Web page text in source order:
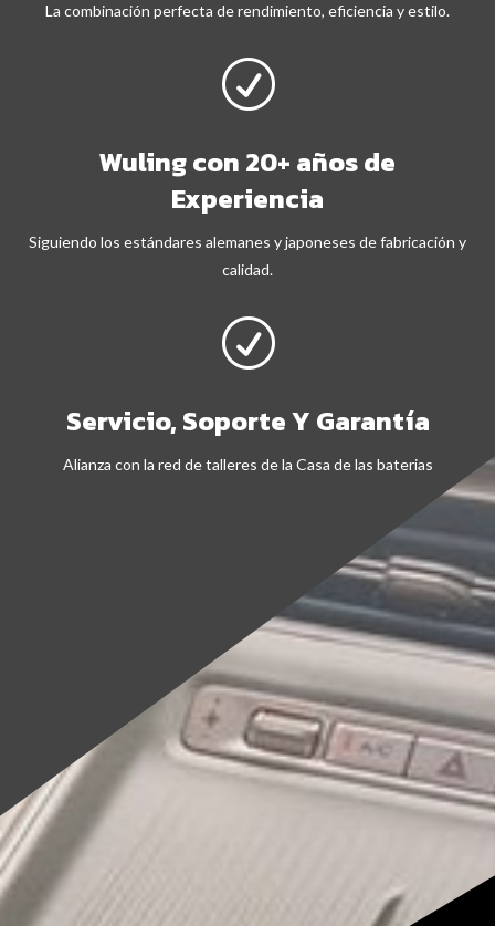
La combinación perfecta de rendimiento, eficiencia y estilo.
R
Wuling con 20+ años de
Experiencia
Siguiendo los estándares alemanes y japoneses de fabricación y
calidad.
R
Servicio, Soporte Y Garantía
Alianza con la red de talleres de la Casa de las baterias